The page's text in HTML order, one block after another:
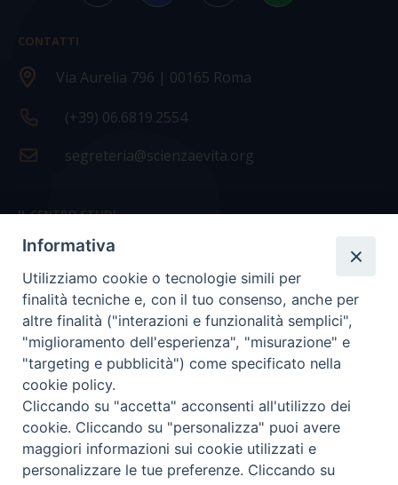
CONTATTI
Via Aurelia 796 | 00165 Roma
(+39) 06.6819.2554
segreteria@scienzaevita.org
IL CENTRO STUDI
La nostra storia
Statuto
Presidenza e ufficio presidenza
Consiglio scientifico
Coordinamento nazionale
Informativa
Utilizziamo cookie o tecnologie simili per
finalità tecniche e, con il tuo consenso, anche per
altre finalità ("interazioni e funzionalità semplici",
"miglioramento dell'esperienza", "misurazione" e
"targeting e pubblicità") come specificato nella
cookie policy.
Cliccando su "accetta" acconsenti all'utilizzo dei
cookie. Cliccando su "personalizza" puoi avere
maggiori informazioni sui cookie utilizzati e
personalizzare le tue preferenze. Cliccando su